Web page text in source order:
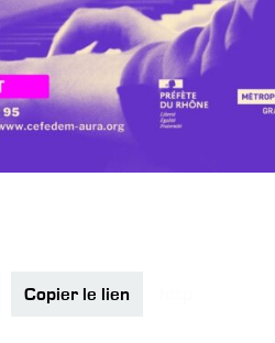
Copier le lien